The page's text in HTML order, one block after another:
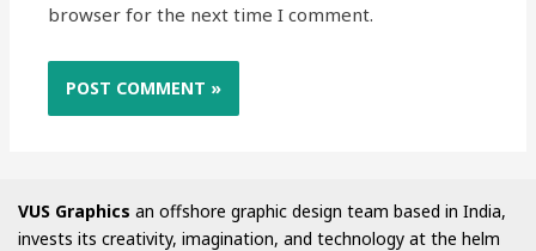
browser for the next time I comment.
VUS Graphics an offshore graphic design team based in India,
invests its creativity, imagination, and technology at the helm